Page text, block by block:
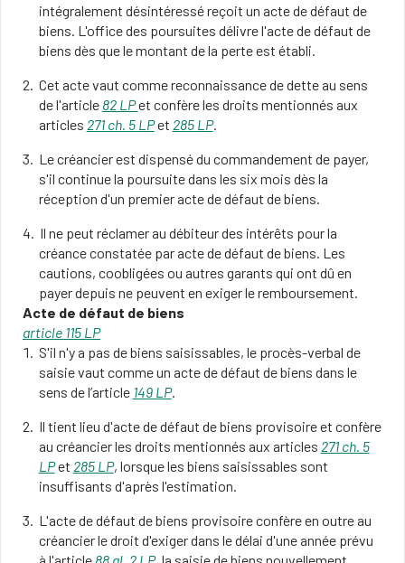
intégralement désintéressé reçoit un acte de défaut de
biens. L'office des poursuites délivre l'acte de défaut de
biens dès que le montant de la perte est établi.
Cet acte vaut comme reconnaissance de dette au sens
de l'article 82 LPet confère les droits mentionnés aux
articles 271 ch. 5 LPet 285 LP.
Le créancier est dispensé du commandement de payer,
s'il continue la poursuite dans les six mois dès la
réception d'un premier acte de défaut de biens.
Il ne peut réclamer au débiteur des intérêts pour la
créance constatée par acte de défaut de biens. Les
cautions, coobligées ou autres garants qui ont dû en
payer depuis ne peuvent en exiger le remboursement.
Acte de défaut de biens
article 115 LP
S'il n'y a pas de biens saisissables, le procès-verbal de
saisie vaut comme un acte de défaut de biens dans le
sens de l’article 149 LP.
Il tient lieu d'acte de défaut de biens provisoire et confère
au créancier les droits mentionnés aux articles 271 ch. 5
LPet 285 LP, lorsque les biens saisissables sont
insuffisants d'après l'estimation.
L'acte de défaut de biens provisoire confère en outre au
créancier le droit d'exiger dans le délai d'une année prévu